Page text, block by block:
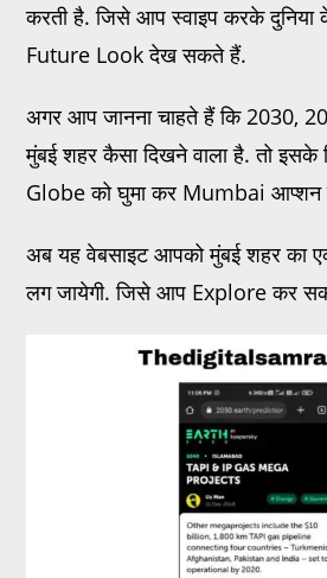
करती है. जिसे आप स्वाइप करके दुनिया
Future Look देख सकते हैं.
अगर आप जानना चाहते हैं कि 2030,
मुंबई शहर कैसा दिखने वाला है. तो
Globe को घुमा कर Mumbai आप्शन
अब यह वेबसाइट आपको मुंबई शहर का
लग जायेगी. जिसे आप Explore कर